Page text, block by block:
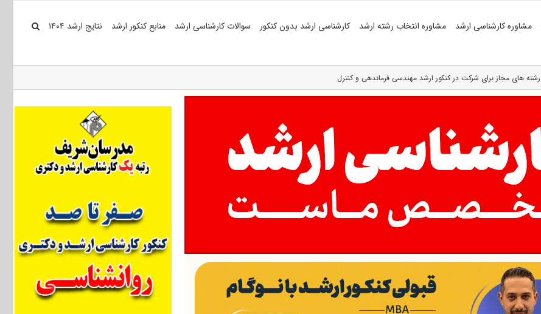
مشاوره کارشناسی ارشد مشاوره انتخاب رشته ارشد کارشناسی ارشد بدون کنکور سوالات کارشناسی ارشد منابع کنکور ارشد نتایج ارشد ۱۴۰۴
رشته های مجاز برای شرکت در کنکور ارشد مهندسی فرماندهی و کنترل